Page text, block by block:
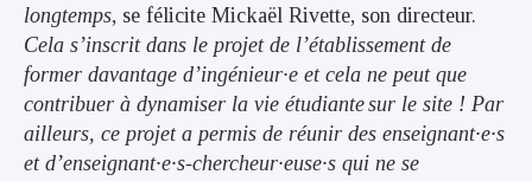
longtemps, se félicite Mickaël Rivette, son directeur.
Cela s’inscrit dans le projet de l’établissement de
former davantage d’ingénieur·e et cela ne peut que
contribuer à dynamiser la vie étudiante sur le site ! Par
ailleurs, ce projet a permis de réunir des enseignant·e·s
et d’enseignant·e·s-chercheur·euse·s qui ne se